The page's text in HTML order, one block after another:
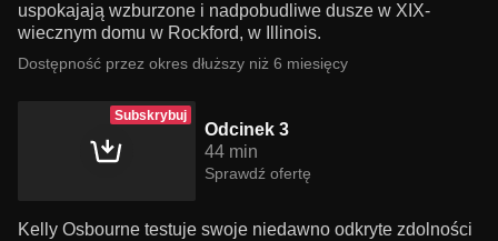
uspokajają wzburzone i nadpobudliwe dusze w XIX-
wiecznym domu w Rockford, w Illinois.
Dostępność przez okres dłuższy niż 6 miesięcy
Subskrybuj
Odcinek 3
44 min
Sprawdź ofertę
Kelly Osbourne testuje swoje niedawno odkryte zdolności